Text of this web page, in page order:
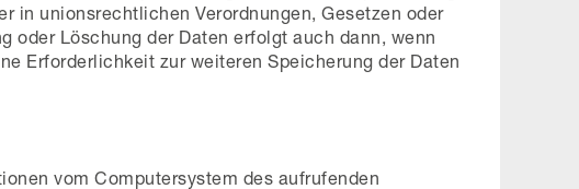
in unionsrechtlichen Verordnungen, Gesetzen oder
oder Löschung der Daten erfolgt auch dann, wenn
Erforderlichkeit zur weiteren Speicherung der Daten
vom Computersystem des aufrufenden